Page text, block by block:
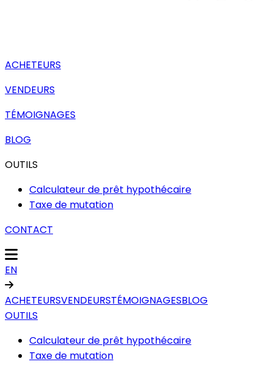
ACHETEURS
VENDEURS
TÉMOIGNAGES
BLOG
OUTILS
Calculateur de prêt hypothécaire
Taxe de mutation
CONTACT
EN
ACHETEURSVENDEURSTÉMOIGNAGESBLOG
OUTILS
Calculateur de prêt hypothécaire
Taxe de mutation